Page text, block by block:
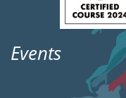
Events